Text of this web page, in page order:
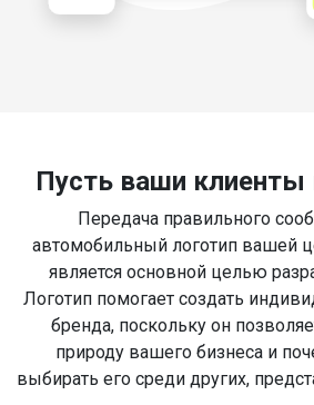
Пусть ваши клиенты
Передача правильного
автомобильный логотип вашей
является основной целью
Логотип помогает создать
бренда, поскольку он
природу вашего бизнеса и
выбирать его среди других,